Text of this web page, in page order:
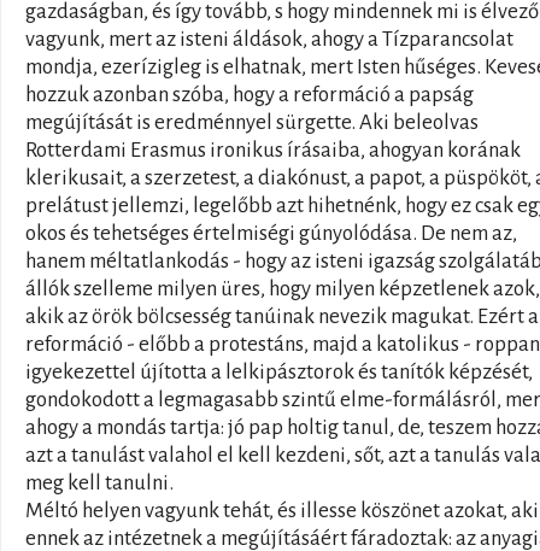
gazdaságban, és így tovább, s hogy mindennek mi is
vagyunk, mert az isteni áldások, ahogy a Tízparancsolat
mondja, ezerízigleg is elhatnak, mert Isten hűséges.
hozzuk azonban szóba, hogy a reformáció a papság
megújítását is eredménnyel sürgette. Aki beleolvas
Rotterdami Erasmus ironikus írásaiba, ahogyan korának
klerikusait, a szerzetest, a diakónust, a papot, a püspököt,
prelátust jellemzi, legelőbb azt hihetnénk, hogy ez csak
okos és tehetséges értelmiségi gúnyolódása. De nem az,
hanem méltatlankodás - hogy az isteni igazság
állók szelleme milyen üres, hogy milyen képzetlenek azok,
akik az örök bölcsesség tanúinak nevezik magukat. Ezért a
reformáció - előbb a protestáns, majd a katolikus -
igyekezettel újította a lelkipásztorok és tanítók képzését,
gondokodott a legmagasabb szintű elme-formálásról,
ahogy a mondás tartja: jó pap holtig tanul, de, teszem
azt a tanulást valahol el kell kezdeni, sőt, azt a tanulás
meg kell tanulni.
Méltó helyen vagyunk tehát, és illesse köszönet azokat,
ennek az intézetnek a megújításáért fáradoztak: az